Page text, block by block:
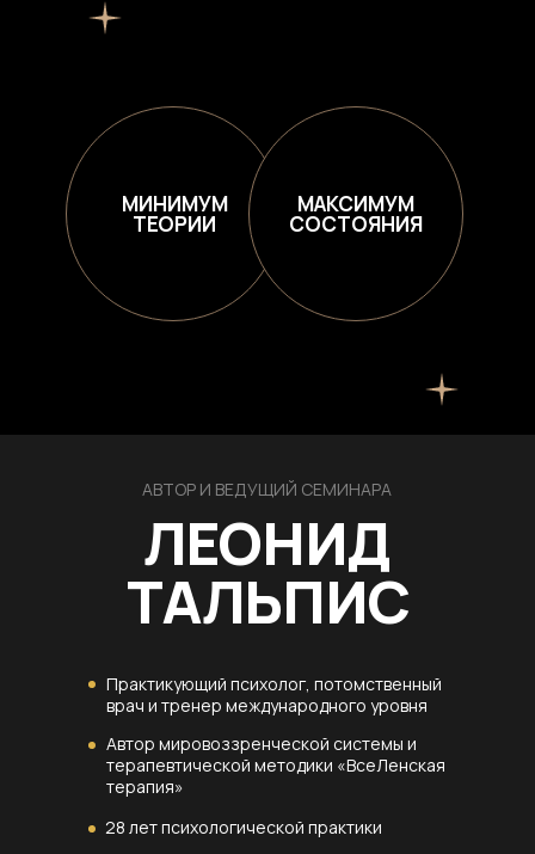
МИНИМУМ
ТЕОРИИ
МАКСИМУМ
СОСТОЯНИЯ
Практикующий психолог, потомственный
врач и тренер международного уровня
АВТОР И ВЕДУЩИЙ СЕМИНАРА
ЛЕОНИД
ТАЛЬПИС
28 лет психологической практики
Автор мировоззренческой системы и
терапевтической методики «ВсеЛенская
терапия»